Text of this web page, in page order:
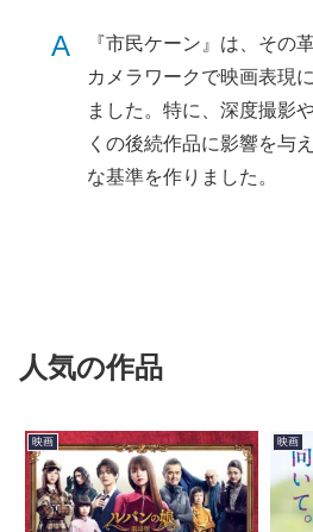
A
『市民ケーン』は、その
カメラワークで映画表現
ました。特に、深度撮影
くの後続作品に影響を与
な基準を作りました。
人気の作品
映画 映画